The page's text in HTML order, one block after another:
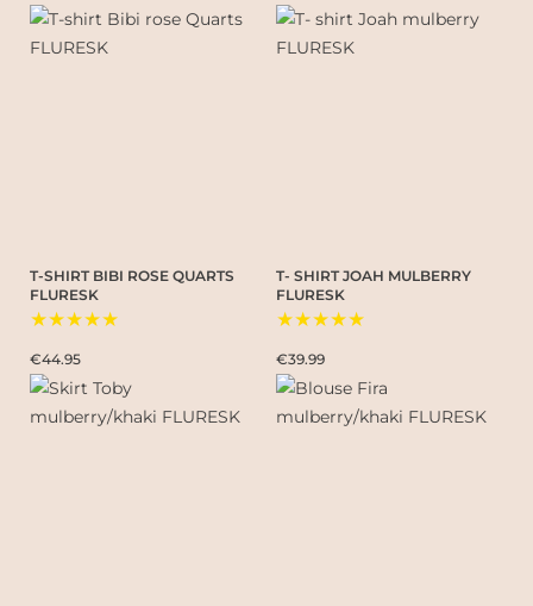
T-SHIRT BIBI ROSE QUARTS
FLURESK
★★★★★
€44.95
T- SHIRT JOAH MULBERRY
FLURESK
★★★★★
€39.99